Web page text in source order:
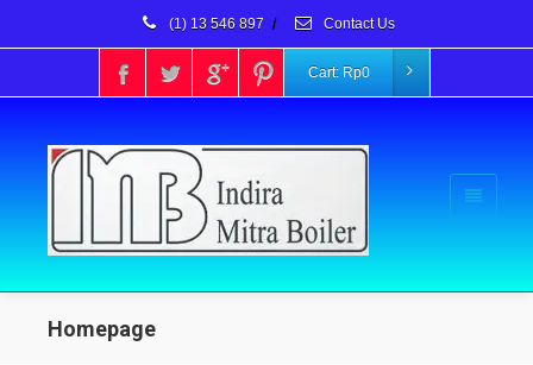
(1) 13 546 897 / Contact Us
Cart: Rp0
Homepage